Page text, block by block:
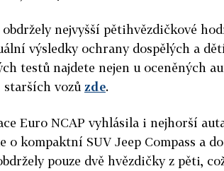
obdržely nejvyšší pětihvězdičkové
výsledky ochrany dospělých a
testů najdete nejen u oceněných
vozů zde.
Euro NCAP vyhlásila i nejhorší
o kompaktní SUV Jeep Compass a
pouze dvě hvězdičky z pěti,